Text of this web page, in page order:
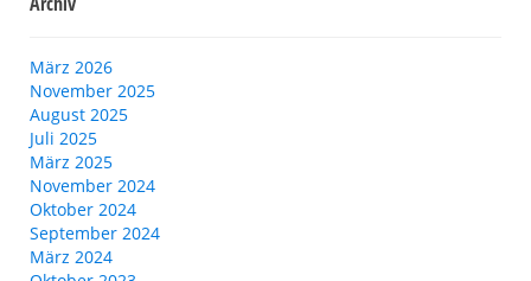
März 2026
November 2025
August 2025
Juli 2025
März 2025
November 2024
Oktober 2024
September 2024
März 2024